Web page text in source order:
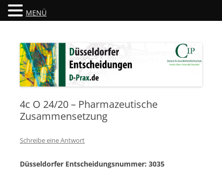
Düsseldorfer Entscheidungen
4c O 24/20 – Pharmazeutische
Zusammensetzung
Schreibe eine Antwort
Düsseldorfer Entscheidungsnummer: 3035
MENÜ